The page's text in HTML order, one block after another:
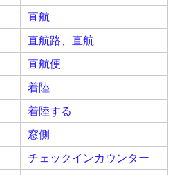
直航
直航路、直航
直航便
着陸
着陸する
窓側
チェックインカウンター